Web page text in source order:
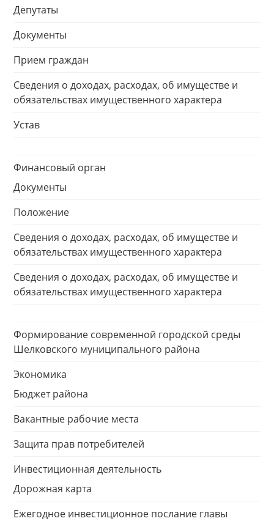
Депутаты
Документы
Прием граждан
Сведения о доходах, расходах, об имуществе и
обязательствах имущественного характера
Устав
Финансовый орган
Документы
Положение
Сведения о доходах, расходах, об имуществе и
обязательствах имущественного характера
Сведения о доходах, расходах, об имуществе и
обязательствах имущественного характера
Формирование современной городской среды
Шелковского муниципального района
Экономика
Бюджет района
Вакантные рабочие места
Защита прав потребителей
Инвестиционная деятельность
Дорожная карта
Ежегодное инвестиционное послание главы